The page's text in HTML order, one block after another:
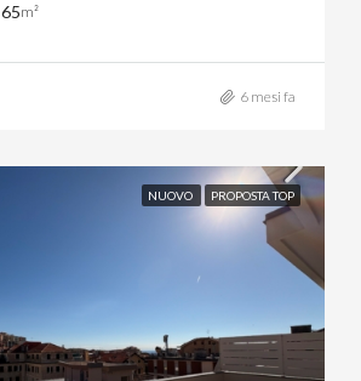
65m²
6 mesi fa
NUOVO PROPOSTA TOP